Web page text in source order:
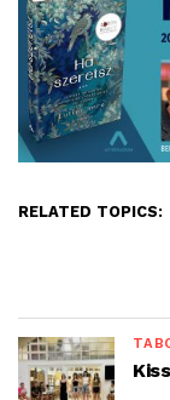
RELATED TOPICS: